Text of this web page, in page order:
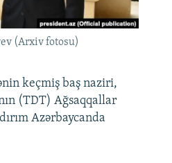
STANDARTLARIMIZ
(Arxiv fotosu)
keçmiş baş naziri,
(TDT) Ağsaqqallar
Azərbaycanda